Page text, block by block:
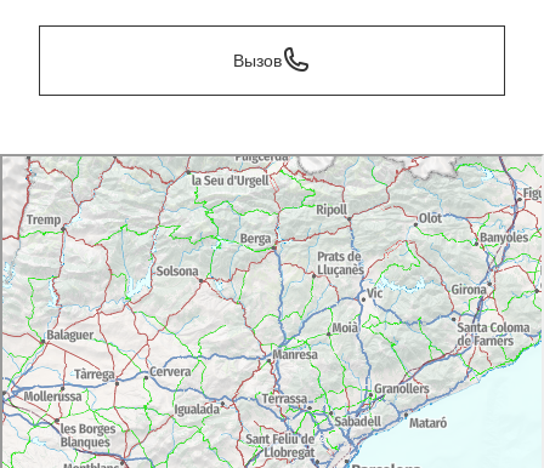
Вызов